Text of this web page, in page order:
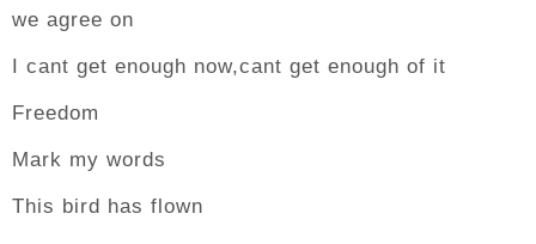
we agree on
I cant get enough now,cant get enough of it
Freedom
Mark my words
This bird has flown